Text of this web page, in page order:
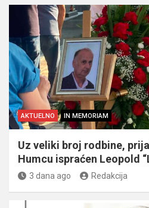
AKTUELNO IN MEMORIAM
Uz veliki broj rodbine,
Humcu ispraćen Leopold
3 dana ago Redakcija